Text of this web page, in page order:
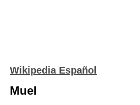
Wikipedia Español
Muel